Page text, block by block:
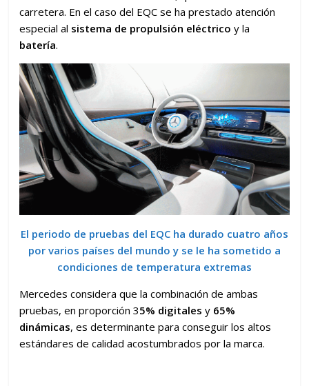
carretera. En el caso del EQC se ha prestado atención
especial al sistema de propulsión eléctricoy la
batería.
El periodo de pruebas del EQC ha durado cuatro años
por varios países del mundo y se le ha sometido a
condiciones de temperatura extremas
Mercedes considera que la combinación de ambas
pruebas, en proporción 35% digitalesy 65%
dinámicas, es determinante para conseguir los altos
estándares de calidad acostumbrados por la marca.